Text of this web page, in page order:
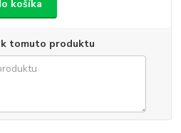
košíka
k tomuto produktu